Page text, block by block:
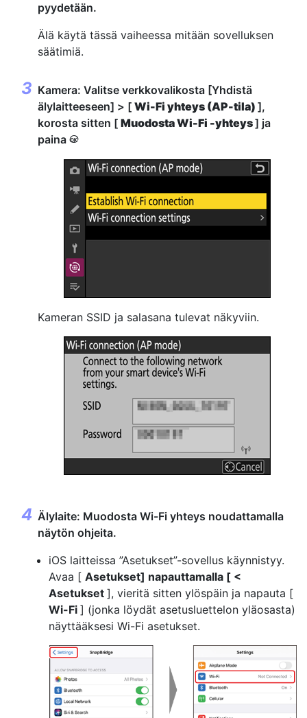
pyydetään.
Älä käytä tässä vaiheessa mitään sovelluksen
säätimiä.
Kamera: Valitse verkkovalikosta [Yhdistä
älylaitteeseen] > [ Wi-Fi yhteys (AP-tila) ],
korosta sitten [ Muodosta Wi-Fi -yhteys] ja
paina J
Kameran SSID ja salasana tulevat näkyviin.
Älylaite: Muodosta Wi-Fi yhteys noudattamalla
näytön ohjeita.
iOS laitteissa ”Asetukset”-sovellus käynnistyy.
Avaa [ Asetukset] napauttamalla [ <
Asetukset ], vieritä sitten ylöspäin ja napauta [
Wi-Fi ] (jonka löydät asetusluettelon yläosasta)
näyttääksesi Wi-Fi asetukset.